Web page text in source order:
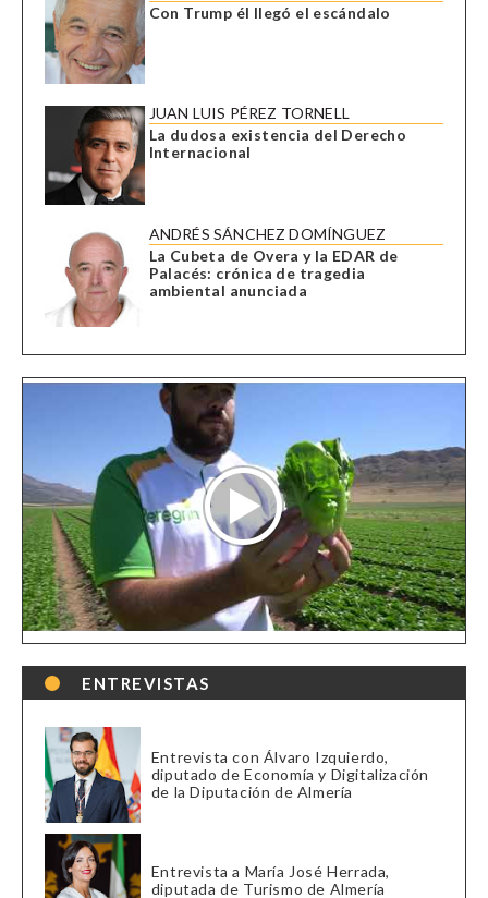
Con Trump él llegó el escándalo
JUAN LUIS PÉREZ TORNELL
La dudosa existencia del Derecho
Internacional
ANDRÉS SÁNCHEZ DOMÍNGUEZ
La Cubeta de Overa y la EDAR de
Palacés: crónica de tragedia
ambiental anunciada
ENTREVISTAS
Entrevista con Álvaro Izquierdo,
diputado de Economía y Digitalización
de la Diputación de Almería
Entrevista a María José Herrada,
diputada de Turismo de Almería